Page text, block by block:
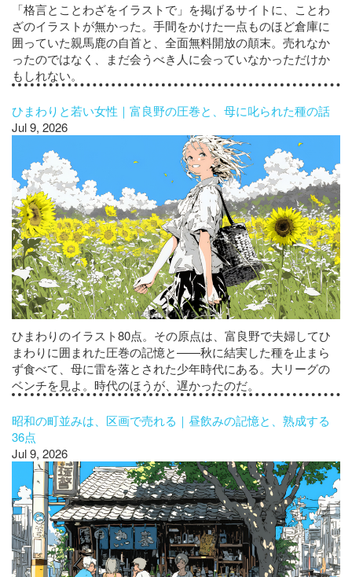
「格言とことわざをイラストで」を掲げるサイトに、ことわ
ざのイラストが無かった。手間をかけた一点ものほど倉庫に
囲っていた親馬鹿の自首と、全面無料開放の顛末。売れなか
ったのではなく、まだ会うべき人に会っていなかっただけか
もしれない。
ひまわりと若い女性｜富良野の圧巻と、母に叱られた種の話
Jul 9, 2026
ひまわりのイラスト80点。その原点は、富良野で夫婦してひ
まわりに囲まれた圧巻の記憶と——秋に結実した種を止まら
ず食べて、母に雷を落とされた少年時代にある。大リーグの
ベンチを見よ。時代のほうが、遅かったのだ。
昭和の町並みは、区画で売れる｜昼飲みの記憶と、熟成する
36点
Jul 9, 2026